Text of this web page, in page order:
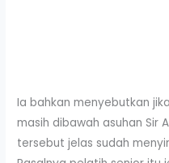
Ia bahkan menyebutkan
masih dibawah asuhan Sir
tersebut jelas sudah